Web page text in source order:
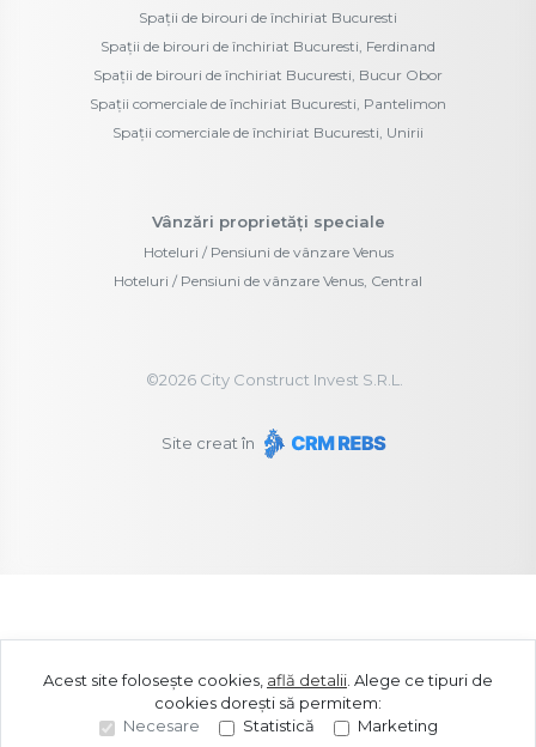
Spații de birouri de închiriat Bucuresti
Spații de birouri de închiriat Bucuresti, Ferdinand
Spații de birouri de închiriat Bucuresti, Bucur Obor
Spații comerciale de închiriat Bucuresti, Pantelimon
Spații comerciale de închiriat Bucuresti, Unirii
Vânzări proprietăți speciale
Hoteluri / Pensiuni de vânzare Venus
Hoteluri / Pensiuni de vânzare Venus, Central
©2026City Construct Invest S.R.L.
Site creat în
Acest site folosește cookies, află detalii Alege ce tipuri de
cookies dorești să permitem:
Necesare
Statistică Marketing